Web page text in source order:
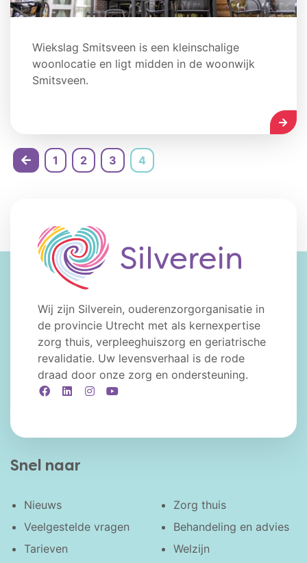
Wiekslag Smitsveen is een kleinschalige
woonlocatie en ligt midden in de woonwijk
Smitsveen.
1 2 3 4
Wij zijn Silverein, ouderenzorgorganisatie in
de provincie Utrecht met als kernexpertise
zorg thuis, verpleeghuiszorg en geriatrische
revalidatie. Uw levensverhaal is de rode
draad door onze zorg en ondersteuning.
FacebookLinkedInInstagram
Snel naar
Nieuws
Veelgestelde vragen
Tarieven
Zorg thuis
Behandeling en advies
Welzijn